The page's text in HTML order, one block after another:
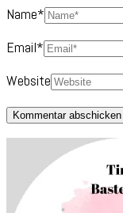
Name*
Email*
Website